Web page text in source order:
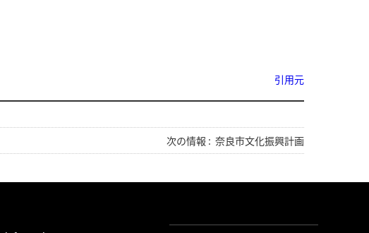
引用元
次の情報 : 奈良市文化振興計画